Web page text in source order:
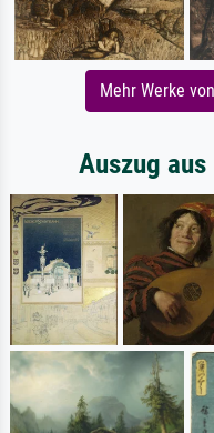
Mehr Werke
Auszug aus